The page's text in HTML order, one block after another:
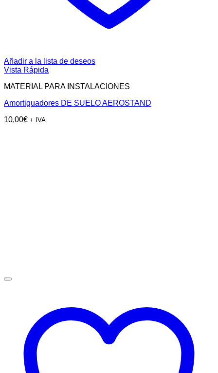
Añadir a la lista de deseos
Vista Rápida
MATERIAL PARA INSTALACIONES
Amortiguadores DE SUELO AEROSTAND
10,00€ + IVA